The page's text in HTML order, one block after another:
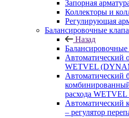
Запорная
Коллекторы и
Регулирующая
Балансировочные
Назад
Автоматический
WETVEL
Автоматический
расхода
Автоматический
– регулятор